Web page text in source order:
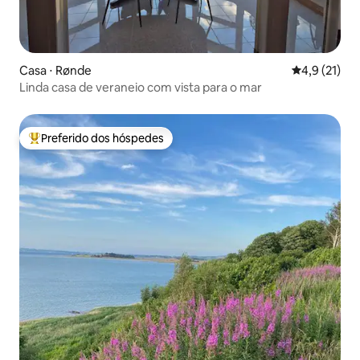
Casa ⋅ Rønde 4,9 de uma
4,9 (21)
Linda casa de veraneio com vista para o mar
Entre os melhores preferidos dos hóspedes
Preferido dos hóspedes